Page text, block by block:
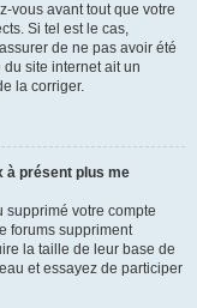
vous avant tout que votre
Si tel est le cas,
de ne pas avoir été
site internet ait un
la corriger.
à présent plus me
supprimé votre compte
forums suppriment
la taille de leur base de
et essayez de participer